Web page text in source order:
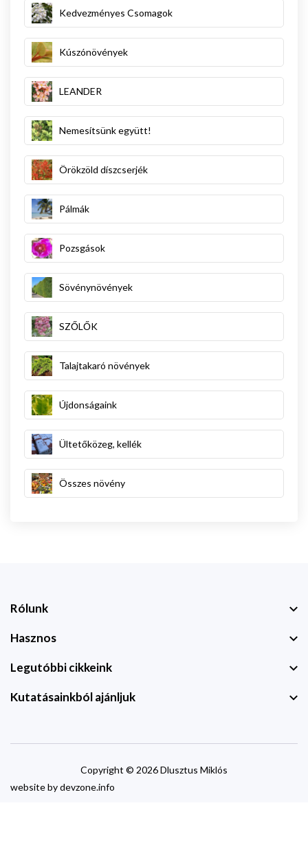
Kedvezményes Csomagok
Kúszónövények
LEANDER
Nemesítsünk együtt!
Örökzöld díszcserjék
Pálmák
Pozsgások
Sövénynövények
SZŐLŐK
Talajtakaró növények
Újdonságaink
Ültetőközeg, kellék
Összes növény
Rólunk
Hasznos
Legutóbbi cikkeink
Kutatásainkból ajánljuk
Copyright © 2026 Dlusztus Miklós
website bydevzone.info